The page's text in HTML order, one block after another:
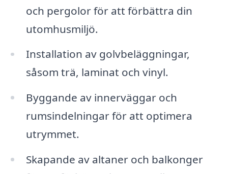
och pergolor för att förbättra din
utomhusmiljö.
Installation av golvbeläggningar,
såsom trä, laminat och vinyl.
Byggande av innerväggar och
rumsindelningar för att optimera
utrymmet.
Skapande av altaner och balkonger